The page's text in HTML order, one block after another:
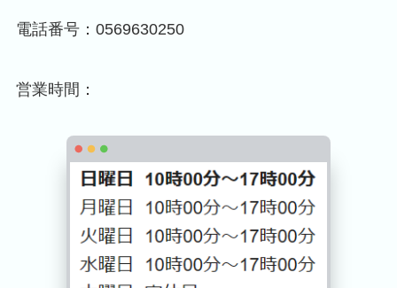
電話番号：0569630250
営業時間：